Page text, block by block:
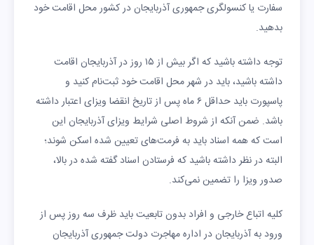
سفارت یا کنسولگری جمهوری آذربایجان در کشور محل اقامت خود
بدهید.
توجه داشته باشید که اگر بیش از ۱۵ روز در آذربایجان اقامت
داشته باشید، باید در شهر محل اقامت خود ثبت‌نام کنید و
پاسپورت باید حداقل ۶ ماه پس از تاریخ انقضا ویزای اعتبار داشته
باشد. ضمن آنکه از شروط اصلی شرایط ویزای آذربایجان این
است که همه اسناد باید به فرمت‌های تعیین شده اسکن شوند؛
البته در نظر داشته باشید که فرستادن اسناد گفته شده در بالا،
صدور ویزا را تضمین نمی‌کند.
کلیه اتباع خارجی و افراد بدون تابعیت باید ظرف سه روز پس از
ورود به آذربایجان در اداره مهاجرت دولت جمهوری آذربایجان